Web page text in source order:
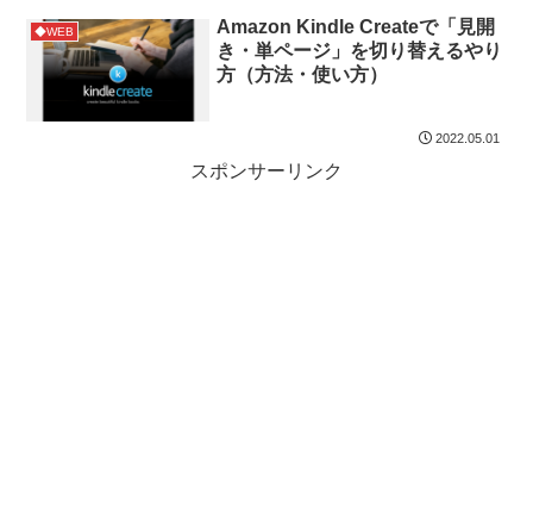
◆WEB
Amazon Kindle Createで「見開
き・単ページ」を切り替えるやり
方（方法・使い方）
2022.05.01
スポンサーリンク